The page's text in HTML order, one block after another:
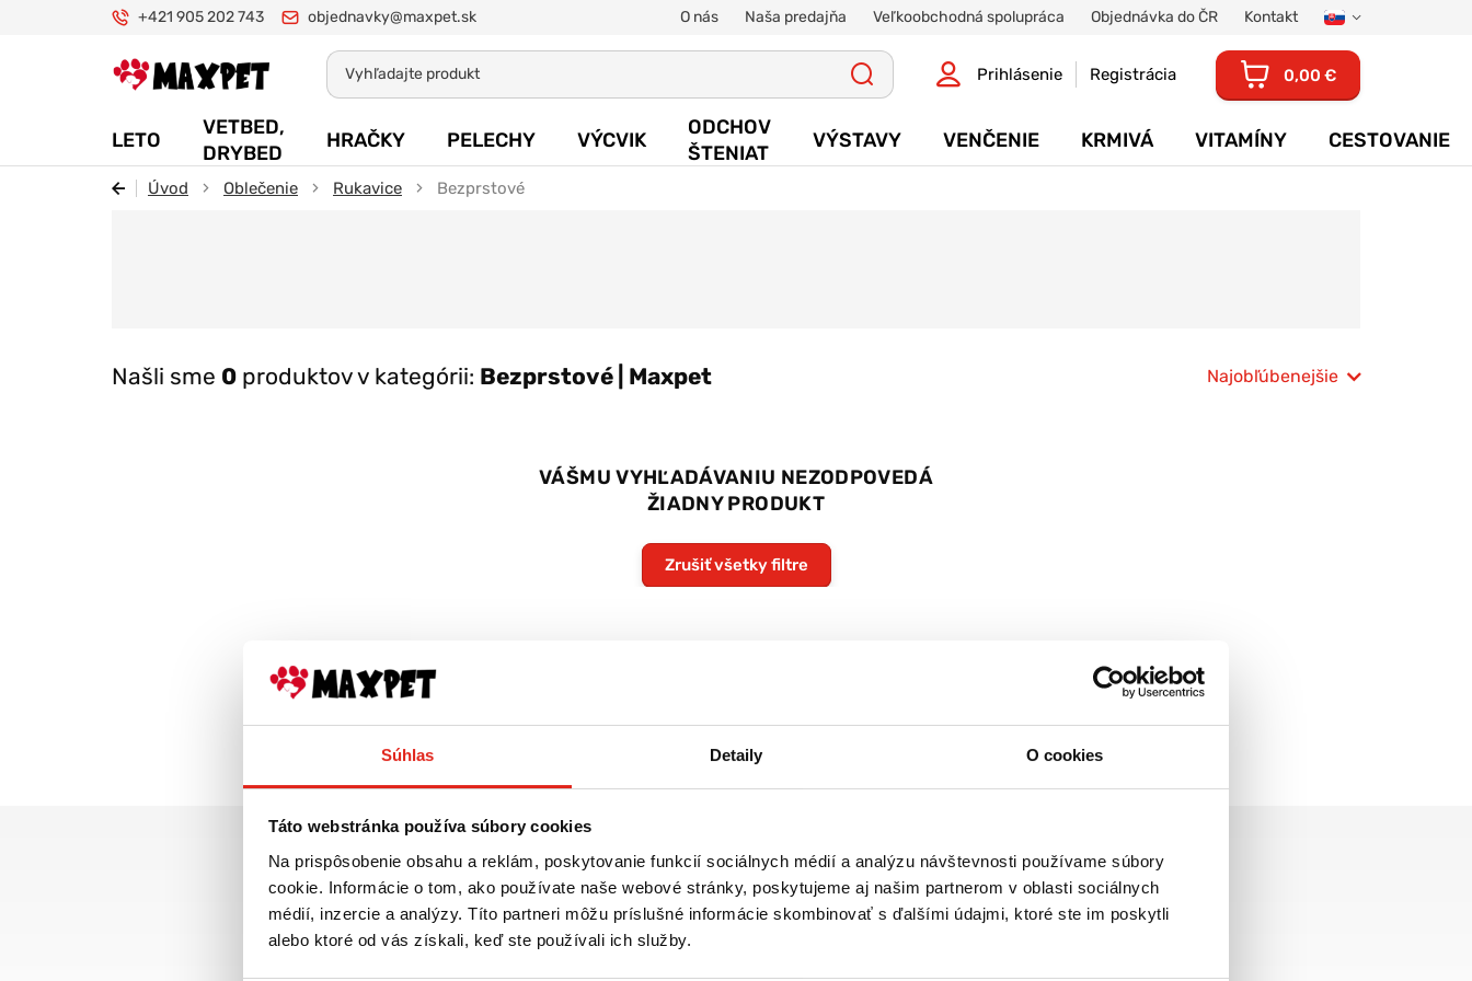
Súhlas Detaily O cookies
Táto webstránka používa súbory cookies
Na prispôsobenie obsahu a reklám, poskytovanie funkcií sociálnych médií a analýzu návštevnosti používame súbory
cookie. Informácie o tom, ako používate naše webové stránky, poskytujeme aj našim partnerom v oblasti sociálnych
médií, inzercie a analýzy. Títo partneri môžu príslušné informácie skombinovať s ďalšími údajmi, ktoré ste im poskytli
alebo ktoré od vás získali, keď ste používali ich služby.
+421 905 202 743 objednavky@maxpet.sk O nás Naša predajňa Veľkoobchodná spolupráca Objednávka do ČR
Kontakt
Prihlásenie Registrácia 0,00 €
LETO
VETBED,
DRYBED
HRAČKY PELECHY VÝCVIK
ODCHOV
ŠTENIAT
VÝSTAVY VENČENIE KRMIVÁ VITAMÍNY CESTOVANIE
Úvod Oblečenie Rukavice Bezprstové
Našli sme 0 produktov v kategórii: Bezprstové | Maxpet Najobľúbenejšie
VÁŠMU VYHĽADÁVANIU NEZODPOVEDÁ
ŽIADNY PRODUKT
Zrušiť všetky filtre